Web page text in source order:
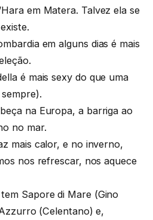
em Matera. Talvez ela se
em alguns dias é mais
é mais sexy do que uma
na Europa, a barriga ao
no mar.
mais calor, e no inverno,
nos refrescar, nos aquece
Sapore di Mare (Gino
(Celentano) e,